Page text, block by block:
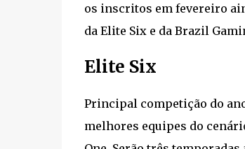
os inscritos em fevereiro
da Elite Six e da Brazil
Elite Six
Principal competição do
melhores equipes do